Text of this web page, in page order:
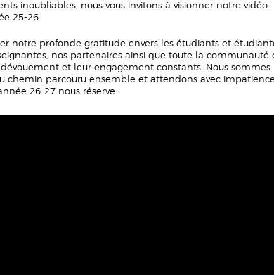
inoubliables, nous vous invitons à visionner notre vidéo
25-26.
notre profonde gratitude envers les étudiants et
nos partenaires ainsi que toute la communauté
dévouement et leur engagement constants. Nous sommes
chemin parcouru ensemble et attendons avec
26-27 nous réserve.